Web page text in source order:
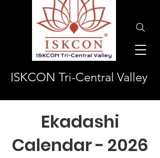
ISKCON Tri-Central Valley
Ekadashi
Calendar - 2026